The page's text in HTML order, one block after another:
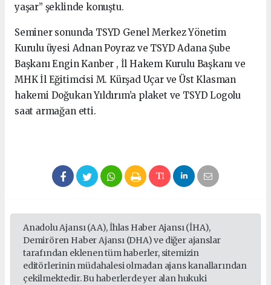
yaşar” şeklinde konuştu.
Seminer sonunda TSYD Genel Merkez Yönetim
Kurulu üyesi Adnan Poyraz ve TSYD Adana Şube
Başkanı Engin Kanber , İl Hakem Kurulu Başkanı ve
MHK İl Eğitimcisi M. Kürşad Uçar ve Üst Klasman
hakemi Doğukan Yıldırım’a plaket ve TSYD Logolu
saat armağan etti.
Anadolu Ajansı (AA), İhlas Haber Ajansı (İHA),
Demirören Haber Ajansı (DHA) ve diğer ajanslar
tarafından eklenen tüm haberler, sitemizin
editörlerinin müdahalesi olmadan ajans kanallarından
çekilmektedir. Bu haberlerde yer alan hukuki